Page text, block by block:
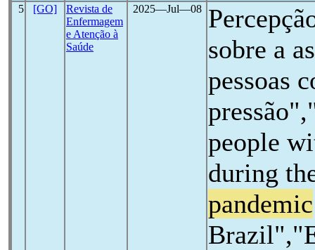
5 [GO]
Revista de
Enfermagem
e Atenção à
Saúde
2025―Jul―08
sobre a
pessoas
people
during
pandemic